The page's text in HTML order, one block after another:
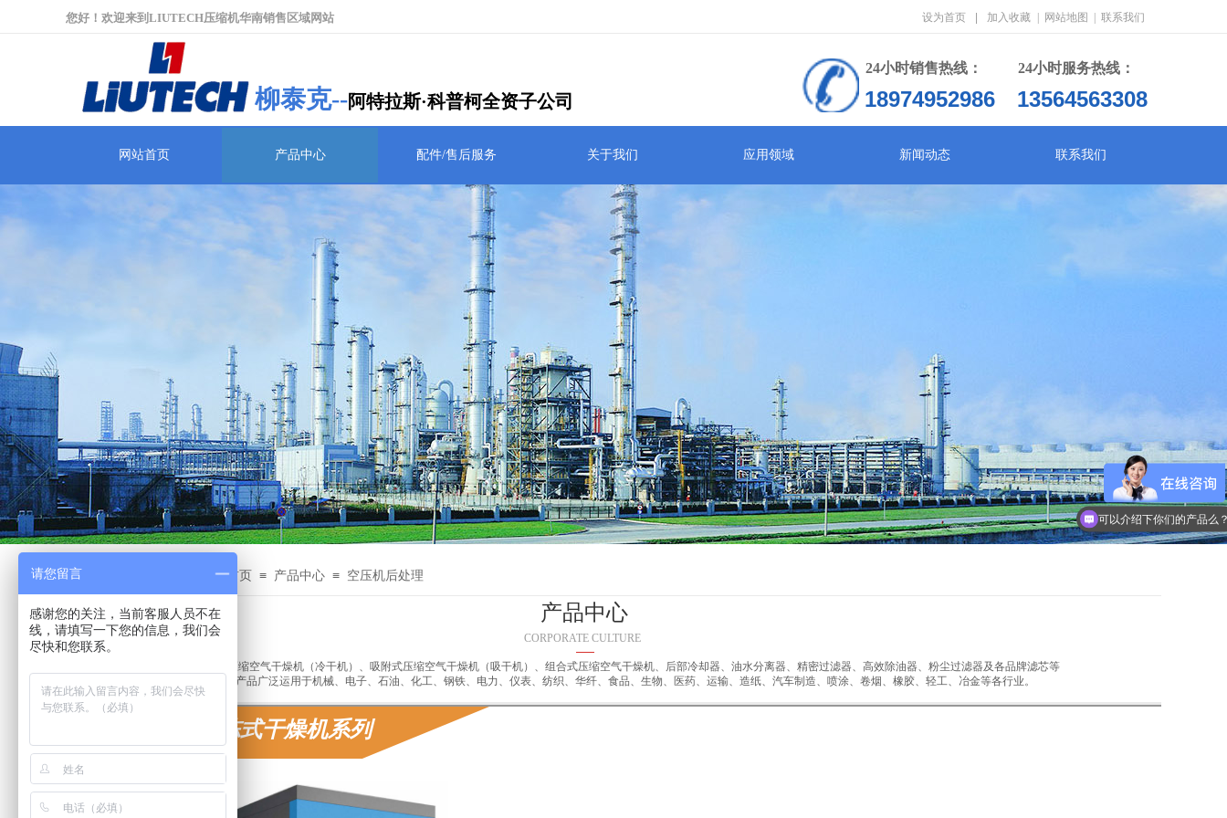
网站地图 联系我们
您好！欢迎来到LIUTECH压缩机华南销售区域网站 设为首页 加入收藏
24小时服务热线：
24小时销售热线：
柳泰克--阿特拉斯·科普柯全资子公司 13564563308
18974952986
网站首页 产品中心 配件/售后服务 关于我们 应用领域 新闻动态 联系我们
网站首页 ≡ 产品中心 ≡ 空压机后处理
产品中心
产品中心
CORPORATE CULTURE
冷冻式压缩空气干燥机（冷干机）、吸附式压缩空气干燥机（吸干机）、组合式压缩空气干燥机、后部冷却器、油水分离器、精密过滤器、高效除油器、粉尘过滤器及各品牌滤芯等
系列产品；产品广泛运用于机械、电子、石油、化工、钢铁、电力、仪表、纺织、华纤、食品、生物、医药、运输、造纸、汽车制造、喷涂、卷烟、橡胶、轻工、冶金等各行业。
冷冻式干燥机系列
可以介绍下你们的产品么
请您留言
感谢您的关注，当前客服人员不在
线，请填写一下您的信息，我们会
尽快和您联系。